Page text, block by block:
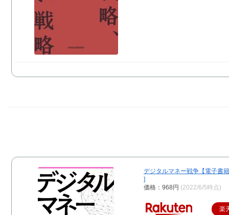
デジタルマネー戦争【電子書
]
価格：968円 (2022/6/5時点)
楽